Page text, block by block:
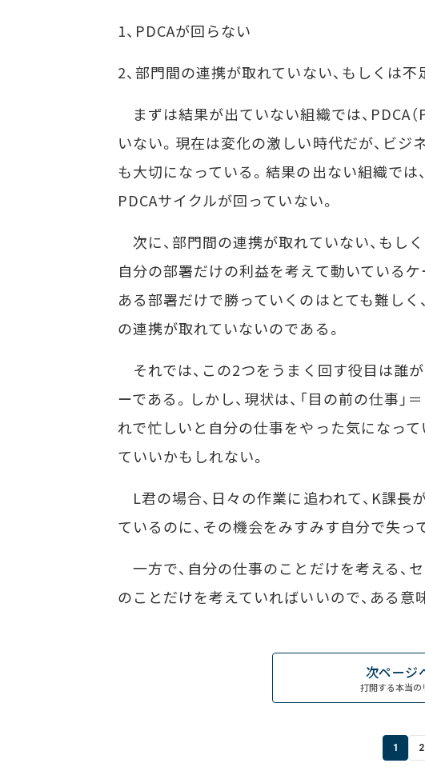
1、PDCAが回らない
2、部門間の連携が取れていない、もしくは不
まずは結果が出ていない組織では、PDCA
いない。現在は変化の激しい時代だが、ビ
も大切になっている。結果の出ない組織では
PDCAサイクルが回っていない。
次に、部門間の連携が取れていない、もし
自分の部署だけの利益を考えて動いている
ある部署だけで勝っていくのはとても難しく
の連携が取れていないのである。
それでは、この2つをうまく回す役目は誰
ーである。しかし、現状は、「目の前の仕事」
れで忙しいと自分の仕事をやった気になっ
ていいかもしれない。
L君の場合、日々の作業に追われて、K課
ているのに、その機会をみすみす自分で失っ
一方で、自分の仕事のことだけを考える、
のことだけを考えていればいいので、ある意
次ページ
打開する本当の
1 2